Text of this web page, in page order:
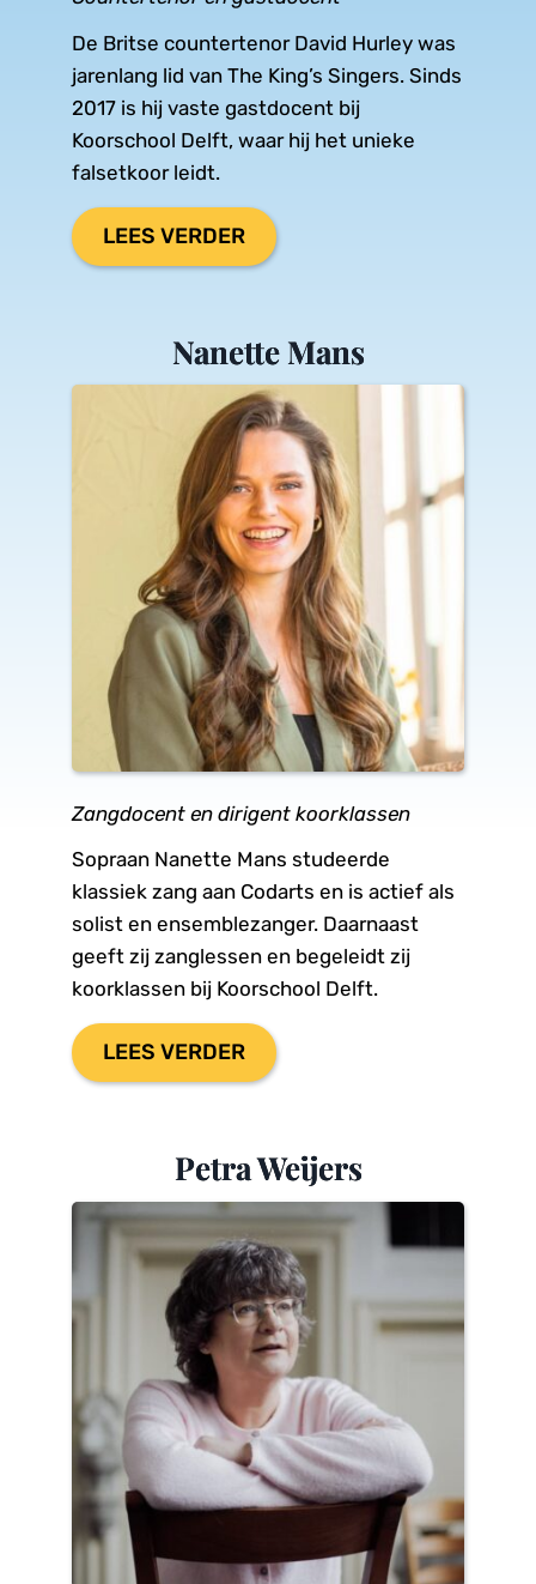
De Britse countertenor David Hurley was
jarenlang lid van The King’s Singers. Sinds
2017 is hij vaste gastdocent bij
Koorschool Delft, waar hij het unieke
falsetkoor leidt.
LEES VERDER
Nanette Mans
Zangdocent en dirigent koorklassen
Sopraan Nanette Mans studeerde
klassiek zang aan Codarts en is actief als
solist en ensemblezanger. Daarnaast
geeft zij zanglessen en begeleidt zij
koorklassen bij Koorschool Delft.
LEES VERDER
Petra Weijers